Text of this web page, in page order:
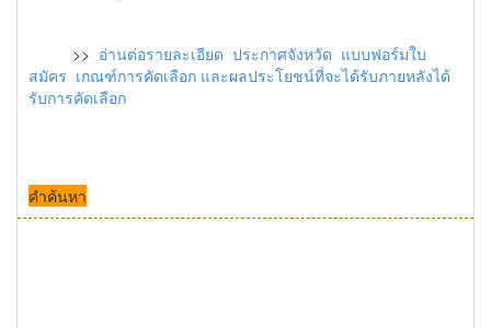
>> อ่านต่อรายละเอียด ประกาศจังหวัด แบบฟอร์มใบ
สมัคร เกณฑ์การคัดเลือก และผลประโยชน์ที่จะได้รับภายหลังได้
รับการคัดเลือก
คำค้นหา